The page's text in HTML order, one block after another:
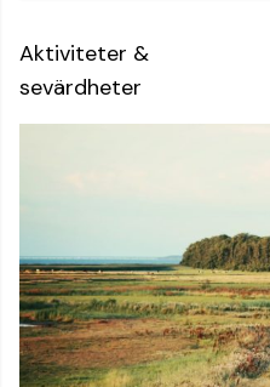
Aktiviteter &
sevärdheter